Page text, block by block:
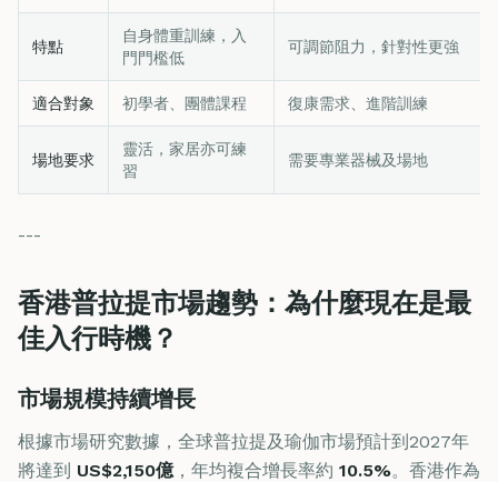
特點
自身體重訓練，入
門門檻低
可調節阻力，針對性更強
適合對象 初學者、團體課程 復康需求、進階訓練
場地要求
靈活，家居亦可練
習
需要專業器械及場地
---
香港普拉提市場趨勢：為什麼現在是最
佳入行時機？
市場規模持續增長
根據市場研究數據，全球普拉提及瑜伽市場預計到2027年
將達到 US$2,150億，年均複合增長率約 10.5%。香港作為